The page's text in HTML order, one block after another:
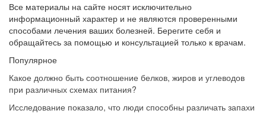
Все материалы на сайте носят исключительно
информационный характер и не являются проверенными
способами лечения ваших болезней. Берегите себя и
обращайтесь за помощью и консультацией только к врачам.
Популярное
Какое должно быть соотношение белков, жиров и углеводов
при различных схемах питания?
Исследование показало, что люди способны различать запахи